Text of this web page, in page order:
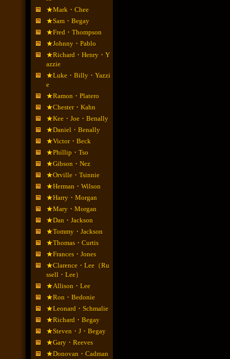
★Mark・Chee
★Sam・Begay
★Fred・Thompson
★Johnny・Pablo
★Richard・Henry・Y
azzie
★Luke・Billy・Yazzi
e
★Ramon・Platero
★Chester・Kahn
★Kee・Joe・Benally
★Daniel・Benally
★Victor・Beck
★Phillip・Tso
★Gibson・Nez
★Orville・Tsinnie
★Herman・Wilson
★Harry・Morgan
★Mary・Morgan
★Dan・Jackson
★Tommy・Jackson
★Thomas・Curtis
★Frances・Jones
★Clarence・Lee（Ru
ssell・Lee）
★Allison・Lee
★Ron・Bedonie
★Leonard・Schmalie
★Richard・Begay
★Steven・J・Begay
★Gary・Reeves
★Donovan・Cadman